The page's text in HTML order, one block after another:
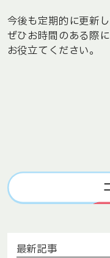
今後も定期的に更新し
ぜひお時間のある際
お役立てください。
最新記事